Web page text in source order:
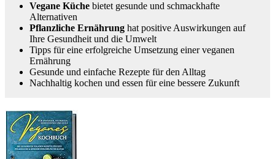
Vegane Küche bietet gesunde und schmackhafte
Alternativen
Pflanzliche Ernährung hat positive Auswirkungen auf
Ihre Gesundheit und die Umwelt
Tipps für eine erfolgreiche Umsetzung einer veganen
Ernährung
Gesunde und einfache Rezepte für den Alltag
Nachhaltig kochen und essen für eine bessere Zukunft